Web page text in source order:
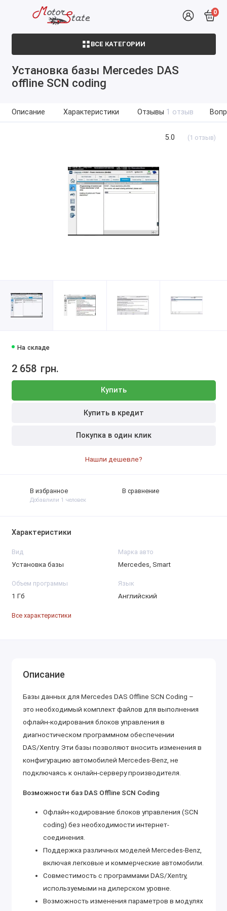
0
ВСЕ КАТЕГОРИИ
Установка базы Mercedes DAS
offline SCN coding
Описание Характеристики Отзывы 1 отзыв
5.0 (1 отзыв)
На складе
2 658 грн.
Купить
Купить в кредит
Покупка в один клик
Нашли дешевле?
В избранное
Добавлили 1 человек
В сравнение
Характеристики
Вид
Установка базы
Марка авто
Mercedes, Smart
Объем программы
1 Гб
Язык
Английский
Все характеристики
Описание
Базы данных для Mercedes DAS Offline SCN Coding –
это необходимый комплект файлов для выполнения
офлайн-кодирования блоков управления в
диагностическом программном обеспечении
DAS/Xentry. Эти базы позволяют вносить изменения в
конфигурацию автомобилей Mercedes-Benz, не
подключаясь к онлайн-серверу производителя.
Возможности баз DAS Offline SCN Coding
Офлайн-кодирование блоков управления (SCN
coding) без необходимости интернет-
соединения.
Поддержка различных моделей Mercedes-Benz,
включая легковые и коммерческие автомобили.
Совместимость с программами DAS/Xentry,
используемыми на дилерском уровне.
Возможность изменения параметров в модулях